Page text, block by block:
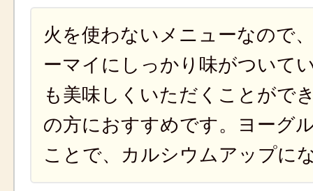
火を使わないメニューなので
ーマイにしっかり味がついて
も美味しくいただくことがで
の方におすすめです。ヨーグ
ことで、カルシウムアップに